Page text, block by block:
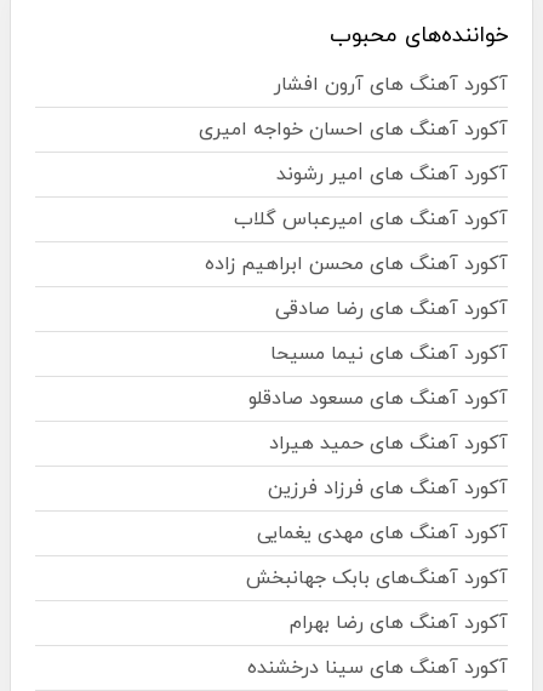
خواننده‌های محبوب
آکورد آهنگ های آرون افشار
آکورد آهنگ های احسان خواجه امیری
آکورد آهنگ های امیر رشوند
آکورد آهنگ های امیرعباس گلاب
آکورد آهنگ های محسن ابراهیم زاده
آکورد آهنگ های رضا صادقی
آکورد آهنگ های نیما مسیحا
آکورد آهنگ های مسعود صادقلو
آکورد آهنگ های حمید هیراد
آکورد آهنگ های فرزاد فرزین
آکورد آهنگ های مهدی یغمایی
آکورد آهنگ‌های بابک جهانبخش
آکورد آهنگ های رضا بهرام
آکورد آهنگ های سینا درخشنده